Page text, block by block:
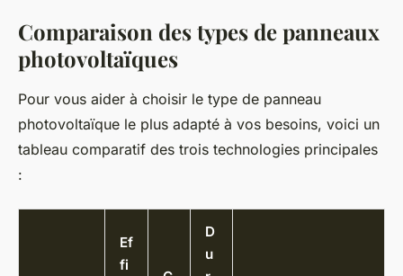
Comparaison des types de panneaux
photovoltaïques
Pour vous aider à choisir le type de panneau
photovoltaïque le plus adapté à vos besoins, voici un
tableau comparatif des trois technologies principales
:
Ef
fi
D
u